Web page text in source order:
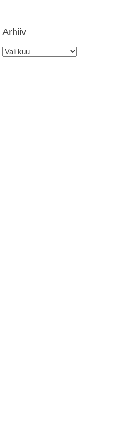
Arhiiv
Arhiiv